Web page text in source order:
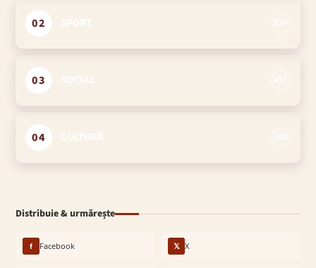
02
03
04
Distribuie & urmărește
f Facebook 𝕏 X